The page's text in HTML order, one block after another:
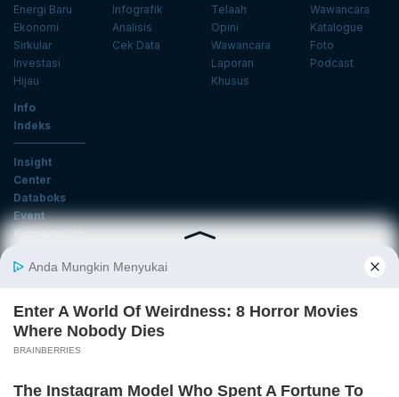
Energi Baru
Ekonomi
Sirkular
Investasi
Hijau
Infografik
Analisis
Cek Data
Telaah
Opini
Wawancara
Laporan
Khusus
Wawancara
Katalogue
Foto
Podcast
Info
Indeks
Insight
Center
Databoks
Event
KatadataOto
Email
Daftar